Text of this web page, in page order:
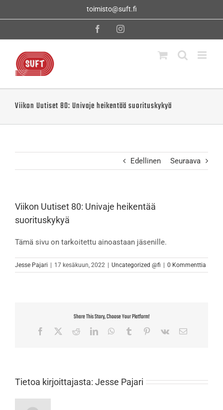
toimisto@suft.fi
FacebookInstagram
Viikon Uutiset 80: Univaje heikentää suorituskykyä
Edellinen Seuraava
Viikon Uutiset 80: Univaje heikentää
suorituskykyä
Tämä sivu on tarkoitettu ainoastaan jäsenille.
Jesse Pajari | 17 kesäkuun, 2022 | Uncategorized @fi | 0 Kommenttia
Share This Story, Choose Your Platform!
Facebook RedditLinkedInWhatsApp
Tumblr Pinterest
Vk Sähköposti
Tietoa kirjoittajasta: Jesse Pajari